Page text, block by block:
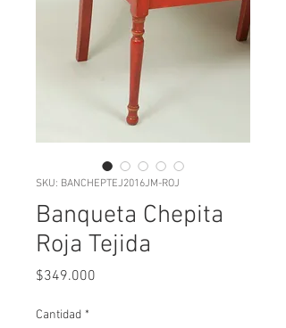
SKU: BANCHEPTEJ2016JM-ROJ
Banqueta Chepita
Roja Tejida
$349.000
Cantidad *